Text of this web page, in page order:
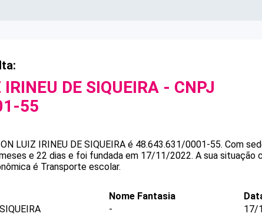
DE SIQUEIRA - CNPJ
55
LUIZ IRINEU DE SIQUEIRA é 48.643.631/0001-55. Com
meses e 22 dias e foi fundada em 17/11/2022. A sua situação
é Transporte escolar.
Nome Fantasia
-
17/